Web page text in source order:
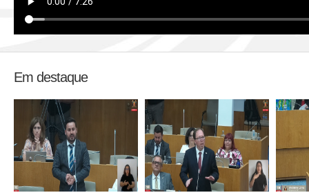
Em destaque